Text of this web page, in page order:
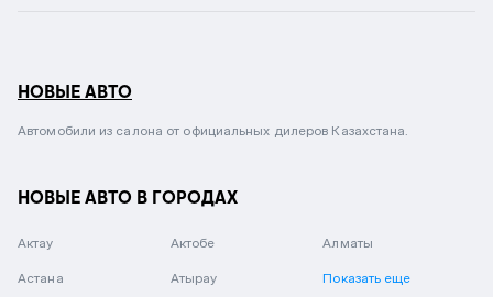
НОВЫЕ АВТО
Автомобили из салона от официальных дилеров Казахстана.
НОВЫЕ АВТО В ГОРОДАХ
Актау Актобе Алматы
Астана Атырау Показать еще